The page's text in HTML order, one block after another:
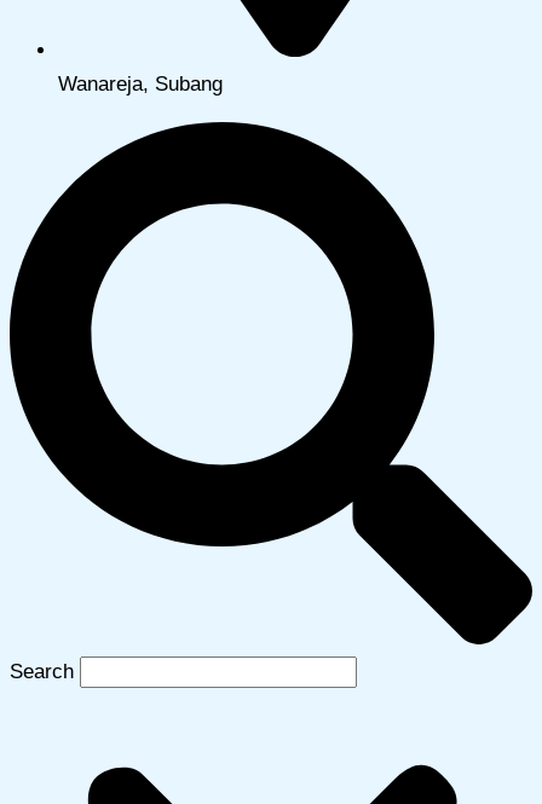
Wanareja, Subang
Search